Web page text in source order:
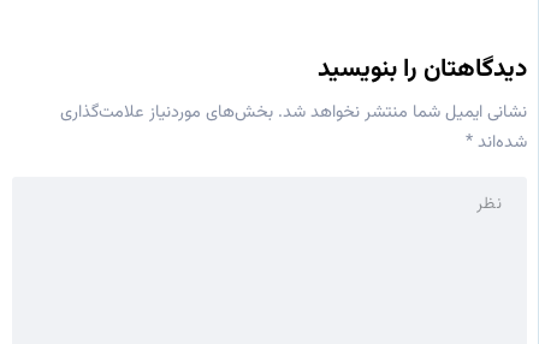
دیدگاهتان را بنویسید
نشانی ایمیل شما منتشر نخواهد شد. بخش‌های موردنیاز علامت‌گذاری
شده‌اند*